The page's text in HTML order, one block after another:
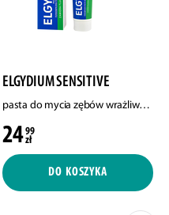
ELGYDIUM SENSITIVE
pasta do mycia zębów wrażliwych, 75 ml
2499
zł
DO KOSZYKA